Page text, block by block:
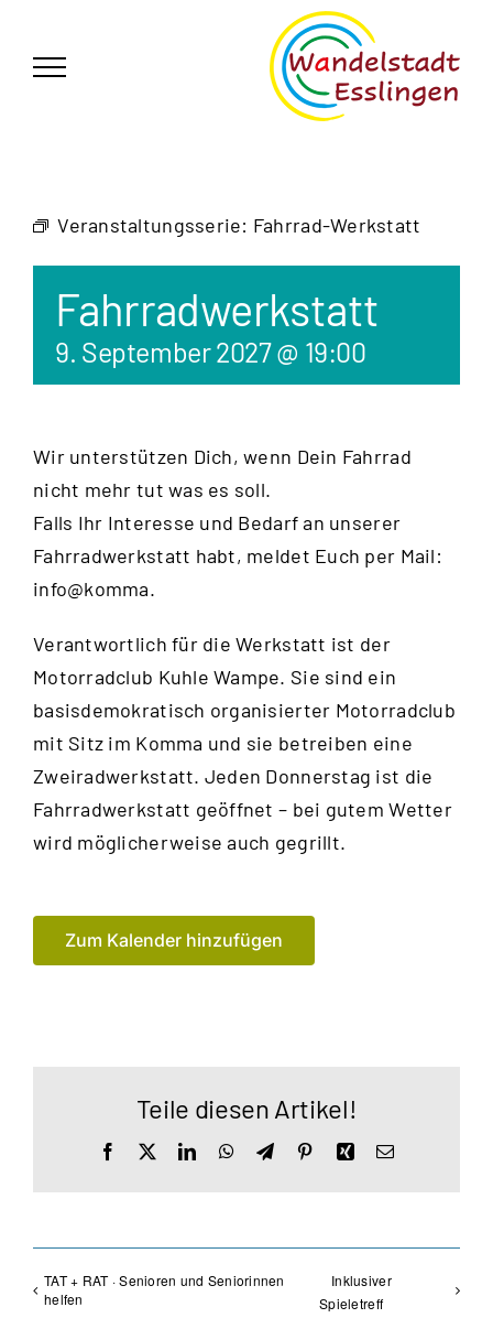
springen
Veranstaltungsserie: Fahrrad-Werkstatt
Fahrradwerkstatt
9. September 2027 @ 19:00
Wir unterstützen Dich, wenn Dein Fahrrad
nicht mehr tut was es soll.
Falls Ihr Interesse und Bedarf an unserer
Fahrradwerkstatt habt, meldet Euch per Mail:
info@komma.
Verantwortlich für die Werkstatt ist der
Motorradclub Kuhle Wampe. Sie sind ein
basisdemokratisch organisierter Motorradclub
mit Sitz im Komma und sie betreiben eine
Zweiradwerkstatt. Jeden Donnerstag ist die
Fahrradwerkstatt geöffnet – bei gutem Wetter
wird möglicherweise auch gegrillt.
Zum Kalender hinzufügen
Teile diesen Artikel!
Facebook LinkedInWhatsApp
TelegramPinterestXingE-
TAT + RAT · Senioren und Seniorinnen
helfen
Inklusiver
Spieletreff